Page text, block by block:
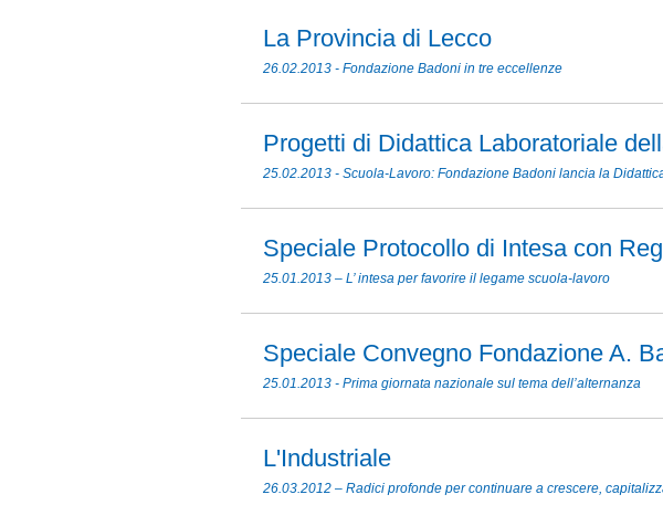
La Provincia di Lecco
26.02.2013 - Fondazione Badoni in tre eccellenze
Progetti di Didattica Laboratoriale
25.02.2013 - Scuola-Lavoro: Fondazione Badoni lancia la
Speciale Protocollo di Intesa con
25.01.2013 – L’ intesa per favorire il legame scuola-lavoro
Speciale Convegno Fondazione A.
25.01.2013 - Prima giornata nazionale sul tema dell’alternanza
L'Industriale
26.03.2012 – Radici profonde per continuare a crescere,